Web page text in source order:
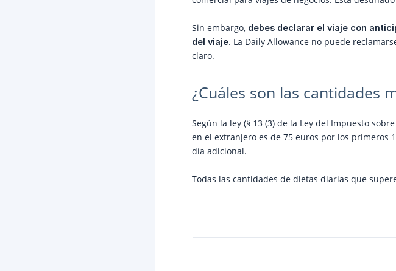
Sin embargo, debes declarar el viaje con
del viaje. La Daily Allowance no puede
claro.
¿Cuáles son las cantidades
Según la ley (§ 13 (3) de la Ley del Impuesto
en el extranjero es de 75 euros por los primeros
día adicional.
Todas las cantidades de dietas diarias que